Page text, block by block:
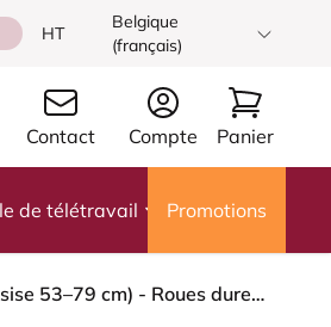
HT
Belgique
(français)
Contact Compte Panier
de télétravail Promotions
HÅG Capisco 8106 - Paloma Soft (Wollsdorf) - Cuir semi-aniline - ATG55115 - Warm grey - Noir - 265 mm (hauteur d’assise 53–79 cm) - Roues dures pour sols souples